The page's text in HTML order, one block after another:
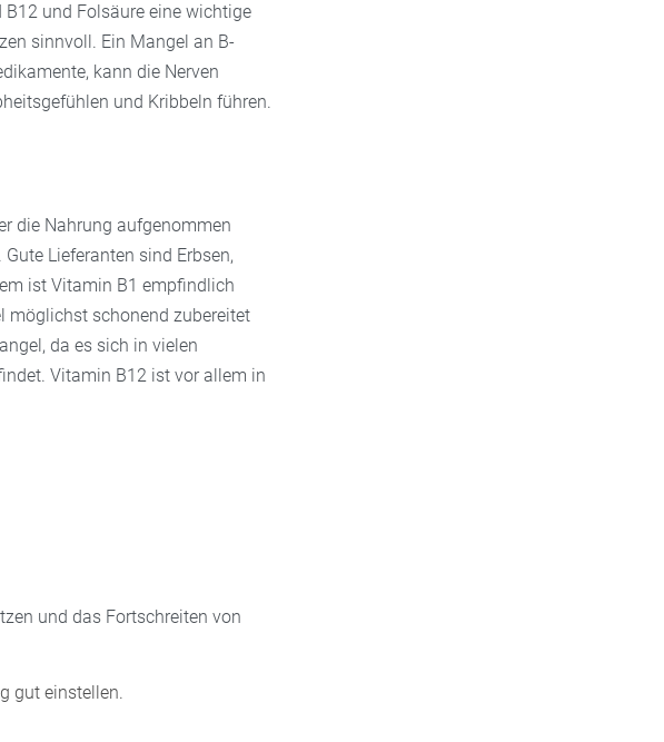
B12 und Folsäure eine wichtige
sinnvoll. Ein Mangel an B-
kann die Nerven
und Kribbeln führen.
die Nahrung aufgenommen
Lieferanten sind Erbsen,
ist Vitamin B1 empfindlich
möglichst schonend zubereitet
da es sich in vielen
Vitamin B12 ist vor allem in
und das Fortschreiten von
gut einstellen.